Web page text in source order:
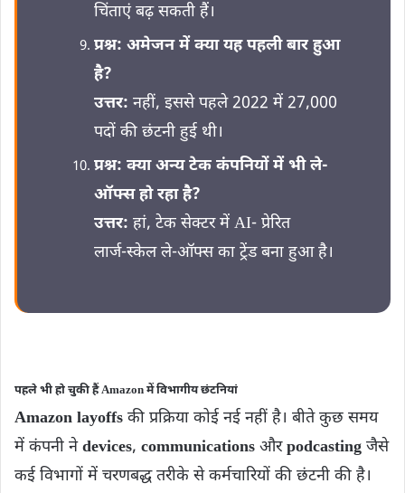
चिंताएं बढ़ सकती हैं।
प्रश्न: अमेजन में क्या यह पहली बार हुआ
है?
उत्तर: नहीं, इससे पहले 2022 में 27,000
पदों की छंटनी हुई थी।
प्रश्न: क्या अन्य टेक कंपनियों में भी ले-
ऑफ्स हो रहा है?
उत्तर: हां, टेक सेक्टर में AI‑ प्रेरित
लार्ज‑स्केल ले‑ऑफ्स का ट्रेंड बना हुआ है।
पहले भी हो चुकी हैं Amazon में विभागीय छंटनियां
Amazon layoffs की प्रक्रिया कोई नई नहीं है। बीते कुछ समय
में कंपनी नेdevices, communications औरpodcasting जैसे
कई विभागों में चरणबद्ध तरीके से कर्मचारियों की छंटनी की है।